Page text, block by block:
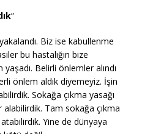
“
Biz ise kabullenme
bu hastalığın bize
Belirli önlemler alındı
önlem aldık diyemeyiz. İşin
Sokağa çıkma yasağı
Tam sokağa çıkma
Yine de dünyaya